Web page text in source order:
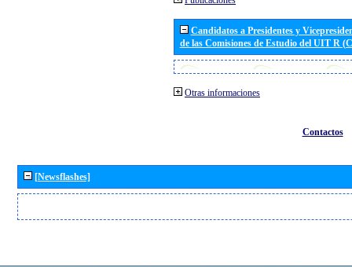
Candidatos a Presidentes y
de las Comisiones de Estudio del UIT R
Otras informaciones
Contactos
[Newsflashes]